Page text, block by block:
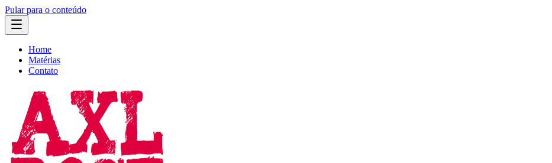
Pular para o conteúdo
Home
Matérias
Contato